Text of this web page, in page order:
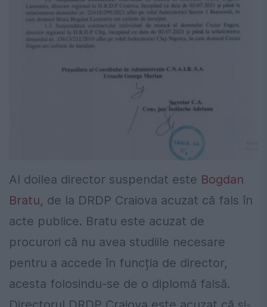
Al doilea director suspendat este Bogdan
Bratu, de la DRDP Craiova acuzat că fals în
acte publice. Bratu este acuzat de
procurori că nu avea studiile necesare
pentru a accede în funcția de director,
acesta folosindu-se de o diplomă falsă.